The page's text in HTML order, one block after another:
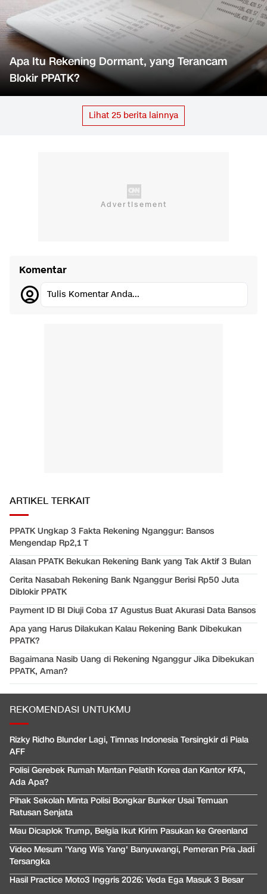
Apa Itu Rekening Dormant, yang Terancam
Blokir PPATK?
Lihat 25 berita lainnya
Komentar
Tulis Komentar Anda...
ARTIKEL TERKAIT
PPATK Ungkap 3 Fakta Rekening Nganggur: Bansos
Mengendap Rp2,1 T
Alasan PPATK Bekukan Rekening Bank yang Tak Aktif 3 Bulan
Cerita Nasabah Rekening Bank Nganggur Berisi Rp50 Juta
Diblokir PPATK
Payment ID BI Diuji Coba 17 Agustus Buat Akurasi Data Bansos
Apa yang Harus Dilakukan Kalau Rekening Bank Dibekukan
PPATK?
Bagaimana Nasib Uang di Rekening Nganggur Jika Dibekukan
PPATK, Aman?
REKOMENDASI UNTUKMU
Rizky Ridho Blunder Lagi, Timnas Indonesia Tersingkir di Piala
AFF
Polisi Gerebek Rumah Mantan Pelatih Korea dan Kantor KFA,
Ada Apa?
Pihak Sekolah Minta Polisi Bongkar Bunker Usai Temuan
Ratusan Senjata
Mau Dicaplok Trump, Belgia Ikut Kirim Pasukan ke Greenland
Video Mesum 'Yang Wis Yang' Banyuwangi, Pemeran Pria Jadi
Tersangka
Hasil Practice Moto3 Inggris 2026: Veda Ega Masuk 3 Besar